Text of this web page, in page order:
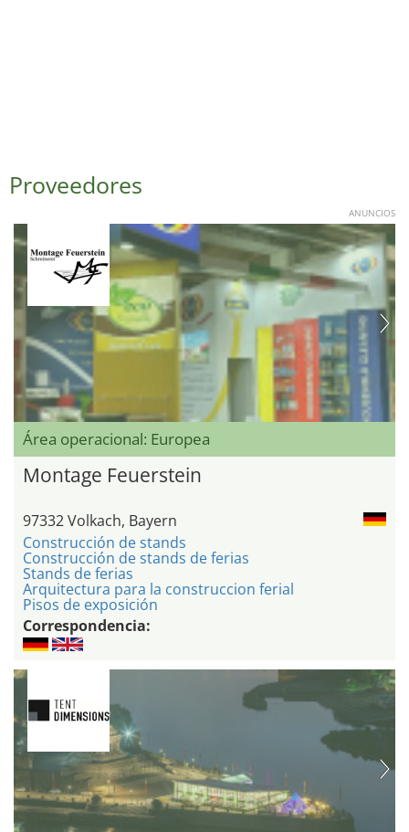
Proveedores
ANUNCIOS
Área operacional: Europea
Montage Feuerstein
97332 Volkach, Bayern
Construcción de stands
Construcción de stands de ferias
Stands de ferias
Arquitectura para la construccion ferial
Pisos de exposición
Correspondencia: